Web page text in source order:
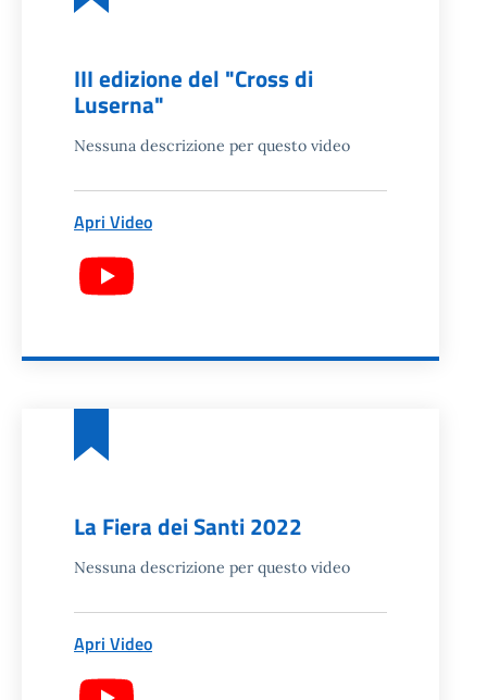
III edizione del "Cross di
Luserna"
Nessuna descrizione per questo video
Apri Video
La Fiera dei Santi 2022
Nessuna descrizione per questo video
Apri Video